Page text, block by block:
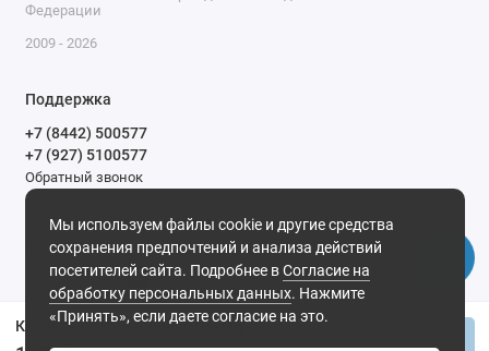
Кровать детская "Indigo "Happy Friends" (колесо-качалка) массив березы, ЛДСП, ПВХ накладка (белая аляска-мишки)
Мы используем файлы cookie и другие средства
сохранения предпочтений и анализа действий
посетителей сайта. Подробнее вСогласие на
обработку персональных данных. Нажмите
«Принять», если даете согласие на это.
Федерации
2009 - 2026
Поддержка
+7 (8442) 500577
+7 (927) 5100577
Обратный звонок
Мы в сети